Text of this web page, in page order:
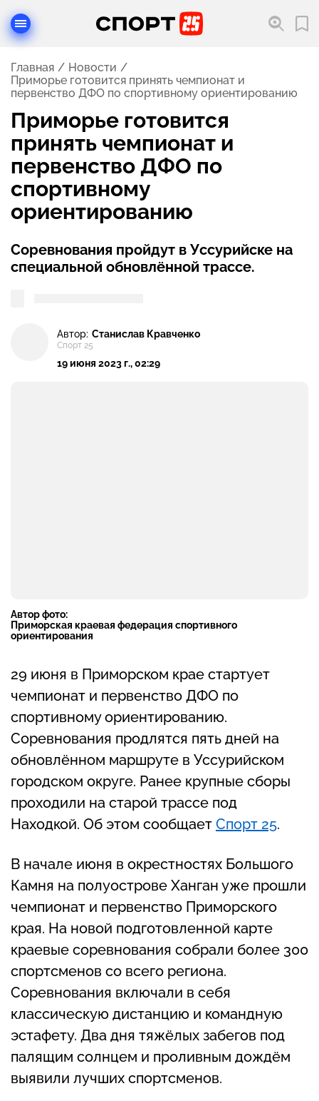
Главная
Новости
Приморье готовится принять чемпионат и
первенство ДФО по спортивному ориентированию
Приморье готовится
принять чемпионат и
первенство ДФО по
спортивному
ориентированию
Соревнования пройдут в Уссурийске на
специальной обновлённой трассе.
Автор: Станислав Кравченко
Спорт 25
19 июня 2023 г., 02:29
Автор фото:
Приморская краевая федерация спортивного
ориентирования
29 июня в Приморском крае стартует
чемпионат и первенство ДФО по
спортивному ориентированию.
Соревнования продлятся пять дней на
обновлённом маршруте в Уссурийском
городском округе. Ранее крупные сборы
проходили на старой трассе под
Находкой. Об этом сообщает Спорт 25.
В начале июня в окрестностях Большого
Камня на полуострове Ханган уже прошли
чемпионат и первенство Приморского
края. На новой подготовленной карте
краевые соревнования собрали более 300
спортсменов со всего региона.
Соревнования включали в себя
классическую дистанцию и командную
эстафету. Два дня тяжёлых забегов под
палящим солнцем и проливным дождём
выявили лучших спортсменов.